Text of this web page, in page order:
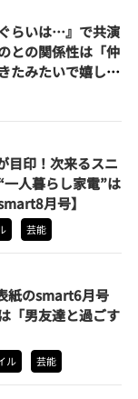
らいは…』で共演
との関係性は「仲
たみたいで嬉し
目印！次来るスニ
人暮らし家電”は
月号】
芸能
紙のsmart6月号
「男友達と過ごす
ル 芸能